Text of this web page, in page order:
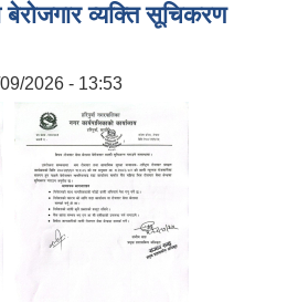
बेरोजगार व्यक्ति सूचिकरण
2026 - 13:53